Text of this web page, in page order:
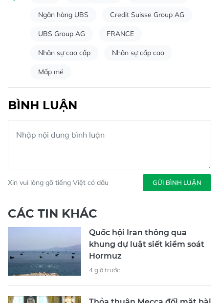
Ngân hàng UBS Credit Suisse Group AG
UBS Group AG FRANCE
Nhân sự cao cấp Nhân sự cấp cao
Mấp mé
BÌNH LUẬN
Xin vui lòng gõ tiếng Việt có dấu GỬI BÌNH LUẬN
CÁC TIN KHÁC
Quốc hội Iran thông qua
khung dự luật siết kiểm soát
Hormuz
4 giờ trước